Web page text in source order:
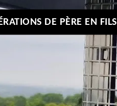
DE PÈRE EN FILS